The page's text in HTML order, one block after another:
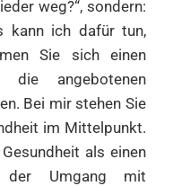
weg?“, sondern:
kann ich dafür tun,
Sie sich einen
angebotenen
Bei mir stehen Sie
im Mittelpunkt.
als einen
Umgang mit